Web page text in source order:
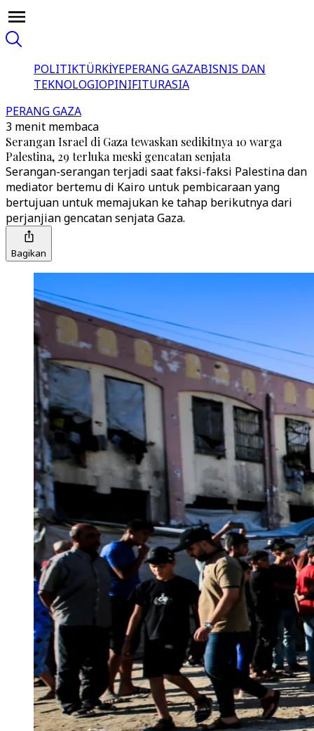
POLITIKTÜRKİYEPERANG GAZABISNIS DAN
TEKNOLOGIOPINIFITURASIA
PERANG GAZA
3 menit membaca
Serangan Israel di Gaza tewaskan sedikitnya 10 warga
Palestina, 29 terluka meski gencatan senjata
Serangan-serangan terjadi saat faksi-faksi Palestina dan
mediator bertemu di Kairo untuk pembicaraan yang
bertujuan untuk memajukan ke tahap berikutnya dari
perjanjian gencatan senjata Gaza.
Bagikan